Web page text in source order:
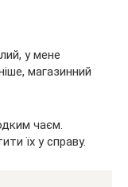
у мене
магазинний
чаєм.
їх у справу.